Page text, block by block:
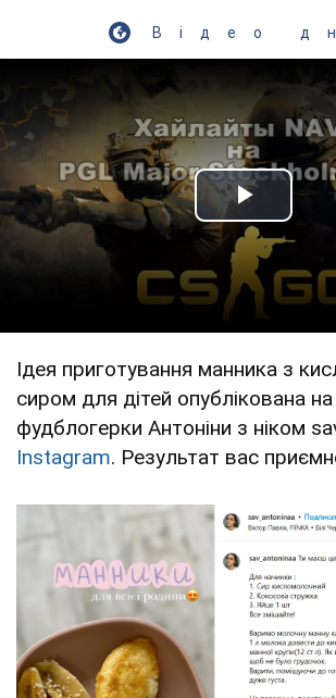
Відео
Play
Ідея приготування манника з
сиром для дітей опублікована на
фудблогерки Антоніни з ніком
Instagram. Результат вас